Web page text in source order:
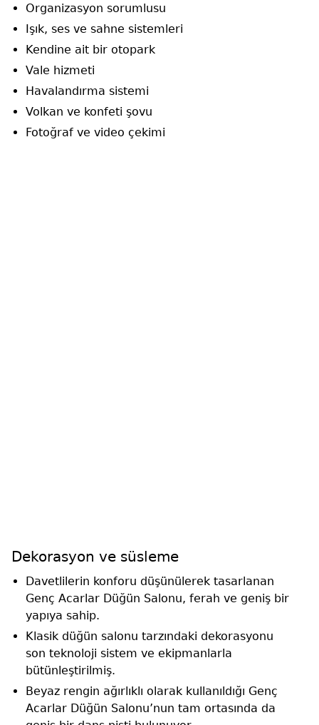
Organizasyon sorumlusu
Işık, ses ve sahne sistemleri
Kendine ait bir otopark
Vale hizmeti
Havalandırma sistemi
Volkan ve konfeti şovu
Fotoğraf ve video çekimi
Dekorasyon ve süsleme
Davetlilerin konforu düşünülerek tasarlanan
Genç Acarlar Düğün Salonu, ferah ve geniş bir
yapıya sahip.
Klasik düğün salonu tarzındaki dekorasyonu
son teknoloji sistem ve ekipmanlarla
bütünleştirilmiş.
Beyaz rengin ağırlıklı olarak kullanıldığı Genç
Acarlar Düğün Salonu’nun tam ortasında da